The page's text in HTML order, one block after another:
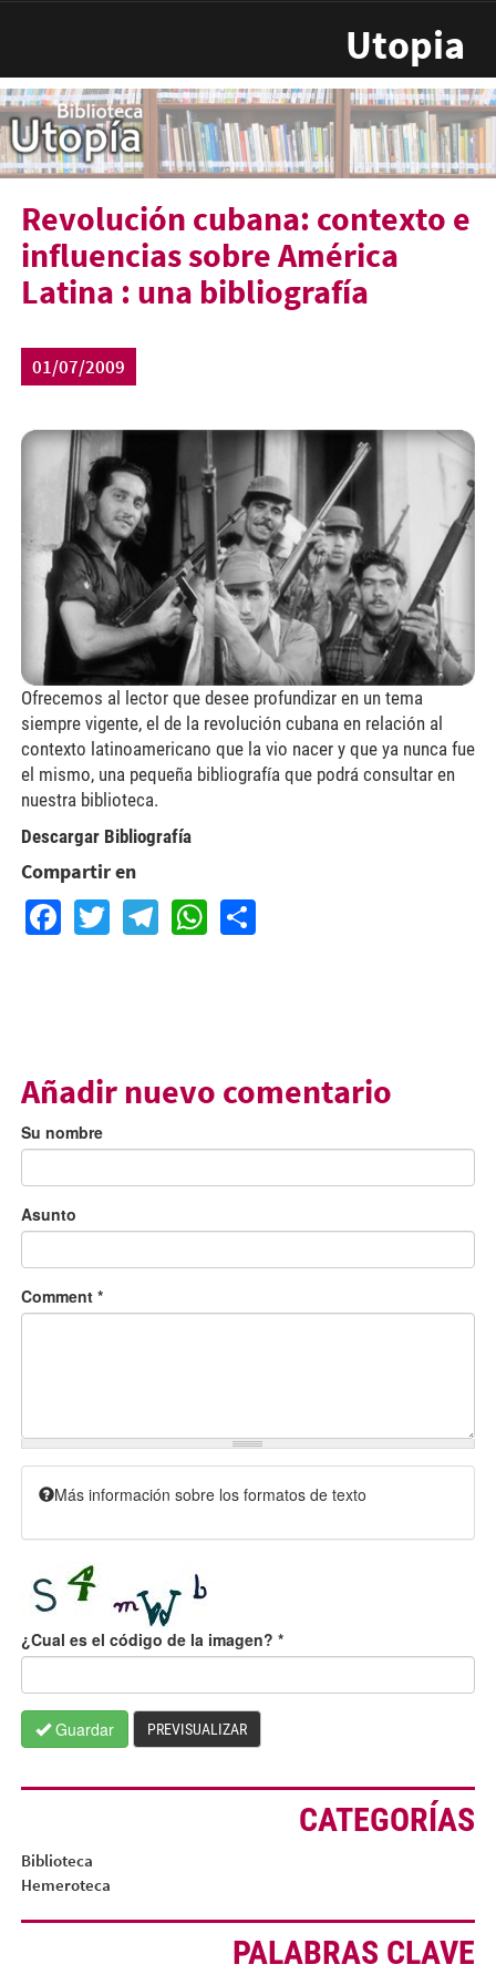
Utopia
Revolución cubana: contexto e
influencias sobre América
Latina : una bibliografía
01/07/2009
revolucioncubana3_0.jpg
Ofrecemos al lector que desee profundizar en un tema
siempre vigente, el de la revolución cubana en relación al
contexto latinoamericano que la vio nacer y que ya nunca fue
el mismo, una pequeña bibliografía que podrá consultar en
nuestra biblioteca.
Descargar Bibliografía
Compartir en
Facebook
TwitterTelegram
WhatsApp
Share
Añadir nuevo comentario
Su nombre
Asunto
Comment *
Más información sobre los formatos de texto
¿Cual es el código de la imagen? *
Guardar PREVISUALIZAR
CATEGORÍAS
Biblioteca
Hemeroteca
PALABRAS CLAVE